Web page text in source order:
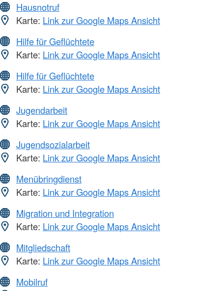
Hausnotruf
Karte: Link zur Google Maps Ansicht
Hilfe für Geflüchtete
Karte: Link zur Google Maps Ansicht
Hilfe für Geflüchtete
Karte: Link zur Google Maps Ansicht
Jugendarbeit
Karte: Link zur Google Maps Ansicht
Jugendsozialarbeit
Karte: Link zur Google Maps Ansicht
Menübringdienst
Karte: Link zur Google Maps Ansicht
Migration und Integration
Karte: Link zur Google Maps Ansicht
Mitgliedschaft
Karte: Link zur Google Maps Ansicht
Mobilruf